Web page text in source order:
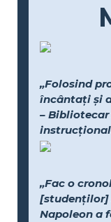
„Folosind
încântați și
–
„Fac o
[studenților]
Napoleon a